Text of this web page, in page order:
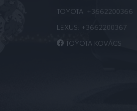
TOYOTA: +3662200366
LEXUS: +3662200367
TOYOTA KOVÁCS